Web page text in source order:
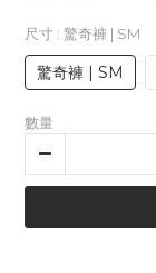
尺寸 : 驚奇褲 | SM
驚奇褲 | SM
數量